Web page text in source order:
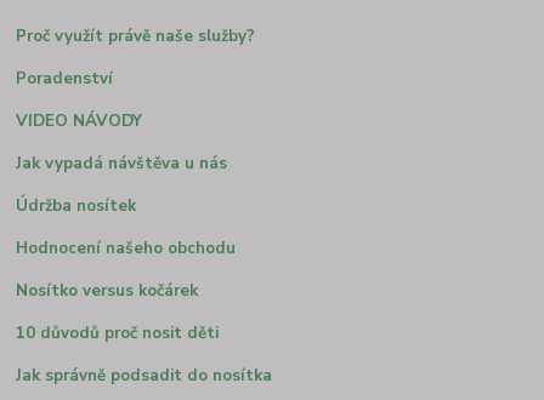
Proč využít právě naše služby?
Poradenství
VIDEO NÁVODY
Jak vypadá návštěva u nás
Údržba nosítek
Hodnocení našeho obchodu
Nosítko versus kočárek
10 důvodů proč nosit děti
Jak správně podsadit do nosítka